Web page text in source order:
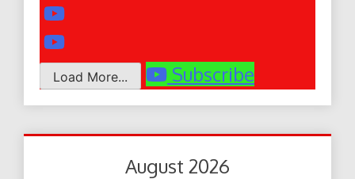
Load More... Subscribe
August 2026